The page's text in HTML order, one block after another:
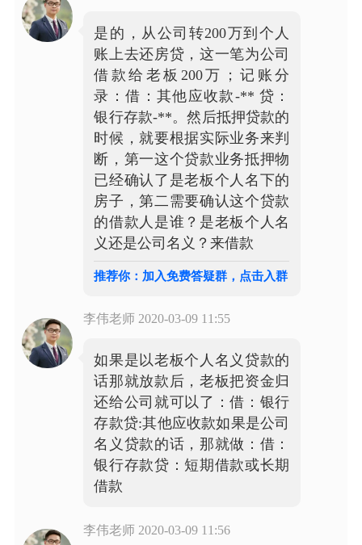
是的，从公司转200万到个人
账上去还房贷，这一笔为公司
借款给老板200万；记账分
录：借：其他应收款-** 贷：
银行存款-**。然后抵押贷款的
时候，就要根据实际业务来判
断，第一这个贷款业务抵押物
已经确认了是老板个人名下的
房子，第二需要确认这个贷款
的借款人是谁？是老板个人名
义还是公司名义？来借款
推荐你：加入免费答疑群，点击入群
李伟老师 2020-03-09 11:55
如果是以老板个人名义贷款的
话那就放款后，老板把资金归
还给公司就可以了：借：银行
存款贷:其他应收款如果是公司
名义贷款的话，那就做：借：
银行存款贷：短期借款或长期
借款
李伟老师 2020-03-09 11:56